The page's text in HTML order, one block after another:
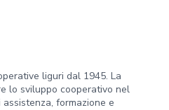
liguri dal 1945. La
lo sviluppo cooperativo nel
formazione e